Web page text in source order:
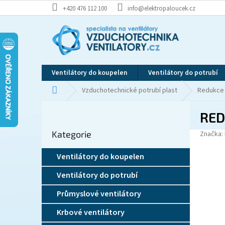
na
+420 476 112 100 info@elektropaloucek.cz
Ventilátory do koupelen Ventilátory do potrubí
Domů Vzduchotechnické potrubí plast Redukce
r
n
p
kategorie
Kategorie
Ventilátory do koupelen
Ventilátory do potrubí
Průmyslové ventilátory
Krbové ventilátory
Značka: